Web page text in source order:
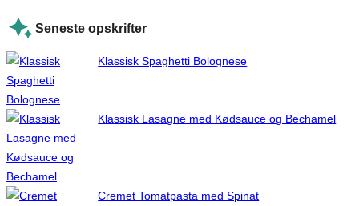
Seneste opskrifter
Klassisk Spaghetti Bolognese
Klassisk Lasagne med Kødsauce og Bechamel
Cremet Tomatpasta med Spinat